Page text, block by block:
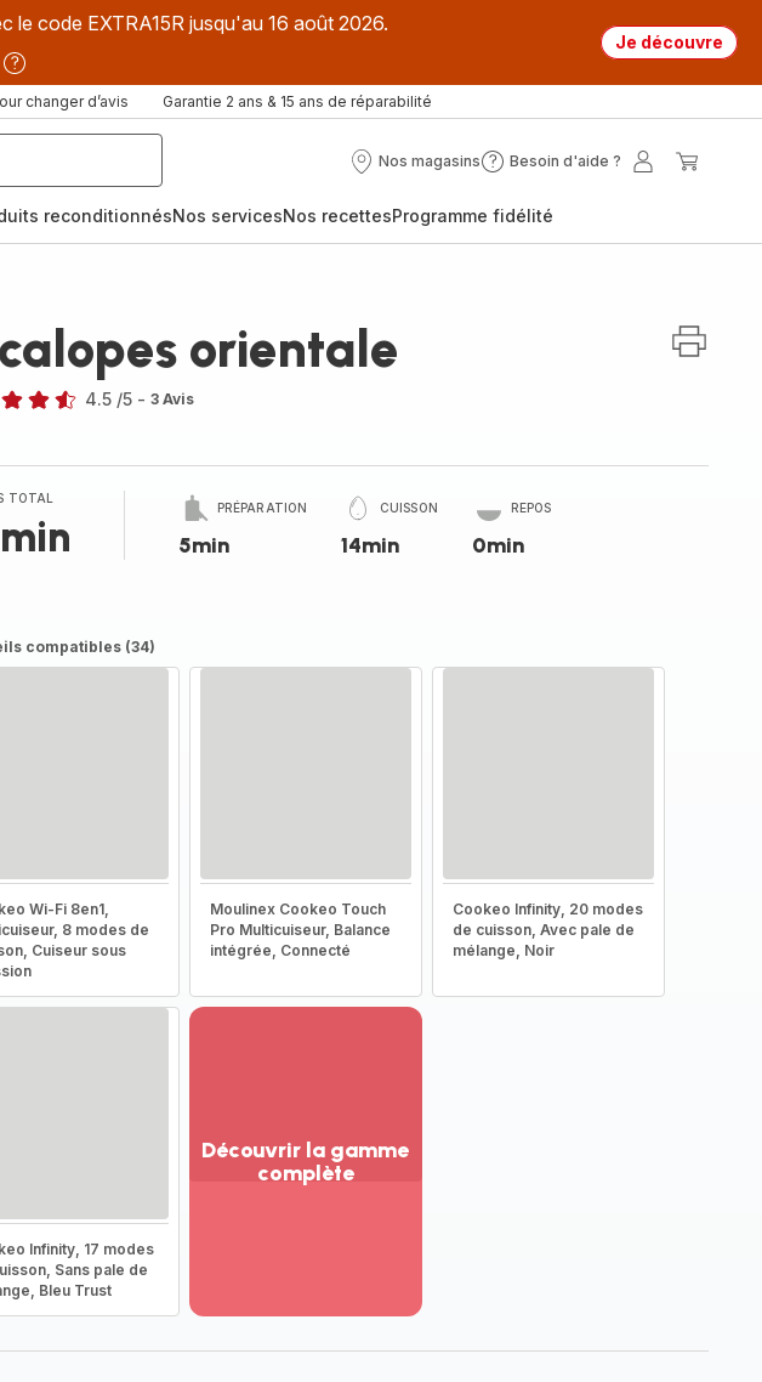
le code EXTRA15R jusqu'au 16 août 2026.
Je découvre
changer d’avis Garantie 2 ans & 15 ans de réparabilité
Nos magasins
Nos
Besoin d'aide ?
Besoin
?
Mon
reconditionnésNos servicesNos recettesProgramme fidélité
orientale
4.5 /5 - 3 Avis
TOTAL
PRÉPARATION
5min
CUISSON
14min
REPOS
0min
compatibles (34)
Wi-Fi 8en1,
8 modes de
Cuiseur sous
Moulinex Cookeo Touch
Pro Multicuiseur, Balance
intégrée, Connecté
Cookeo Infinity, 20 modes
de cuisson, Avec pale de
mélange, Noir
Infinity, 17 modes
Sans pale de
Bleu Trust
Découvrir la gamme
complète
gamme